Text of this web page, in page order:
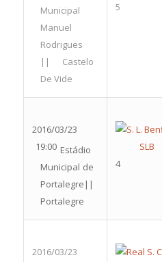
Municipal
Manuel
Rodrigues
|| Castelo
De Vide
5
2016/03/23
19:00 Estádio
Municipal de
Portalegre||
Portalegre
SLB
4
2016/03/23